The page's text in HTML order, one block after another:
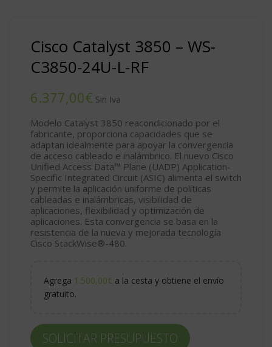
Cisco Catalyst 3850 – WS-
C3850-24U-L-RF
€
Modelo Catalyst 3850 reacondicionado por el
fabricante, proporciona capacidades que se
adaptan idealmente para apoyar la convergencia
de acceso cableado e inalámbrico. El nuevo Cisco
Unified Access Data™ Plane (UADP) Application-
Specific Integrated Circuit (ASIC) alimenta el switch
y permite la aplicación uniforme de políticas
cableadas e inalámbricas, visibilidad de
aplicaciones, flexibilidad y optimización de
aplicaciones. Esta convergencia se basa en la
resistencia de la nueva y mejorada tecnología
Cisco StackWise®-480.
Agrega 1.500,00€ a la cesta y obtiene el envío
gratuito.
SOLICITAR PRESUPUESTO